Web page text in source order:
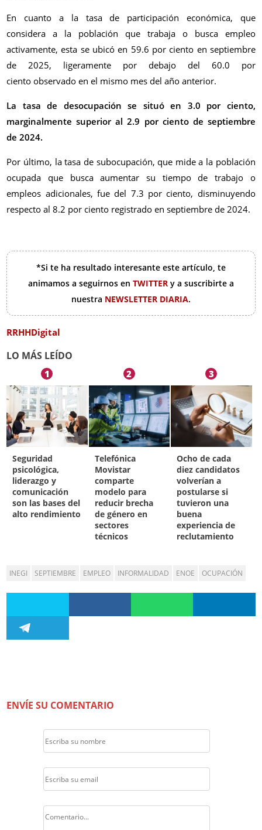
En cuanto a la tasa de participación económica, que
considera a la población que trabaja o busca empleo
activamente, esta se ubicó en 59.6 por ciento en septiembre
de 2025, ligeramente por debajo del 60.0 por
cientoobservado en el mismo mes del año anterior.
La tasa de desocupación se situó en 3.0 por ciento,
marginalmente superior al 2.9 por ciento de septiembre
de 2024.
Por último, la tasa de subocupación, que mide a la población
ocupada que busca aumentar su tiempo de trabajo o
empleos adicionales, fue del 7.3 por ciento, disminuyendo
respecto al 8.2 por ciento registrado en septiembre de 2024.
*Si te ha resultado interesante este artículo, te
animamos a seguirnos en TWITTER y a suscribirte a
nuestra NEWSLETTER DIARIA.
RRHHDigital
LO MÁS LEÍDO
1
Seguridad
psicológica,
liderazgo y
comunicación
son las bases del
alto rendimiento
2
Telefónica
Movistar
comparte
modelo para
reducir brecha
de género en
sectores
técnicos
3
Ocho de cada
diez candidatos
volverían a
postularse si
tuvieron una
buena
experiencia de
reclutamiento
INEGI SEPTIEMBRE EMPLEO INFORMALIDAD ENOE OCUPACIÓN
ENVÍE SU COMENTARIO